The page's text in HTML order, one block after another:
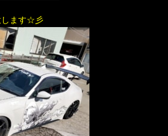
します☆彡